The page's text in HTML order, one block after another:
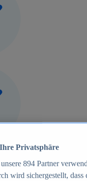
Privatsphäre
894 Partner
wird sichergestellt,